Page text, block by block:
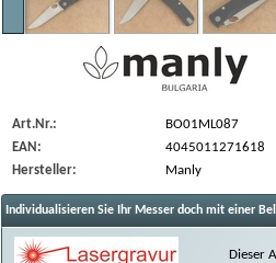
Art.Nr.:
BO01ML087
EAN:
4045011271618
Hersteller:
Manly
Individualisieren Sie Ihr Messer doch mit einer
Dieser